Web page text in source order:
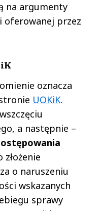
na argumenty
oferowanej przez
oznacza
UOKiK.
a następnie –
złożenie
o naruszeniu
wskazanych
sprawy